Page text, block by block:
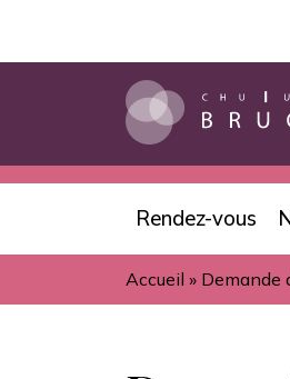
Navigation
principale
Rendez-vous
Fil
Accueil Demande